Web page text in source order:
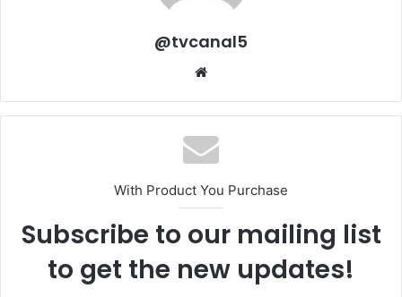
@tvcanal5
With Product You Purchase
Subscribe to our mailing list
to get the new updates!